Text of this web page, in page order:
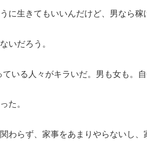
に生きてもいいんだけど、男なら稼
いだろう。
いる人々がキラいだ。男も女も。
た。
わらず、家事をあまりやらないし